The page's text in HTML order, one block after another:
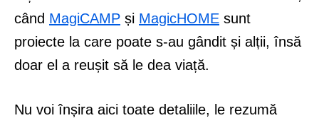
când MagiCAMP și MagicHOME sunt
proiecte la care poate s-au gândit și alții, însă
doar el a reușit să le dea viață.
Nu voi înșira aici toate detaliile, le rezumă